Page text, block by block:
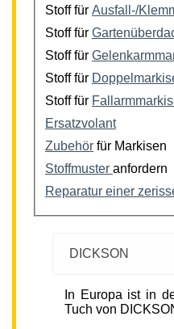
Stoff für Ausfall-/
Stoff für
Stoff für
Stoff für
Stoff für
Ersatzvolant
Zubehör für Markisen
Stoffmuster anfordern
Reparatur einer
DICKSON
In Europa ist in
Tuch von